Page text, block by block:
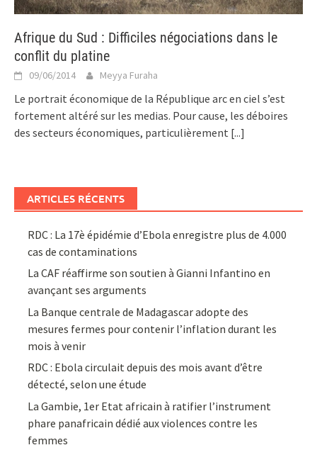
Afrique du Sud : Difficiles négociations dans le
conflit du platine
09/06/2014 Meyya Furaha
Le portrait économique de la République arc en ciel s’est
fortement altéré sur les medias. Pour cause, les déboires
des secteurs économiques, particulièrement [...]
ARTICLES RÉCENTS
RDC : La 17è épidémie d’Ebola enregistre plus de 4.000
cas de contaminations
La CAF réaffirme son soutien à Gianni Infantino en
avançant ses arguments
La Banque centrale de Madagascar adopte des
mesures fermes pour contenir l’inflation durant les
mois à venir
RDC : Ebola circulait depuis des mois avant d’être
détecté, selon une étude
La Gambie, 1er Etat africain à ratifier l’instrument
phare panafricain dédié aux violences contre les
femmes